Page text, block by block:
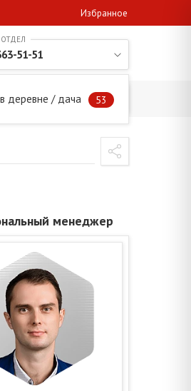
Избранное
деревне / дача 53
51-51
менеджер